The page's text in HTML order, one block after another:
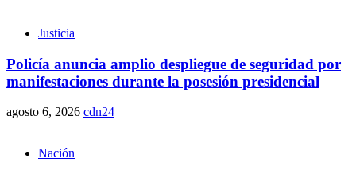
Justicia
Policía anuncia amplio despliegue de seguridad por
manifestaciones durante la posesión presidencial
agosto 6, 2026 cdn24
Nación